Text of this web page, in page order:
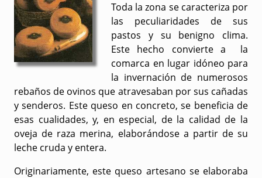
Toda la zona se caracteriza por
las peculiaridades de sus
pastos y su benigno clima.
Este hecho convierte a la
comarca en lugar idóneo para
la invernación de numerosos
rebaños de ovinos que atravesaban por sus cañadas
y senderos. Este queso en concreto, se beneficia de
esas cualidades, y, en especial, de la calidad de la
oveja de raza merina, elaborándose a partir de su
leche cruda y entera.
Originariamente, este queso artesano se elaboraba